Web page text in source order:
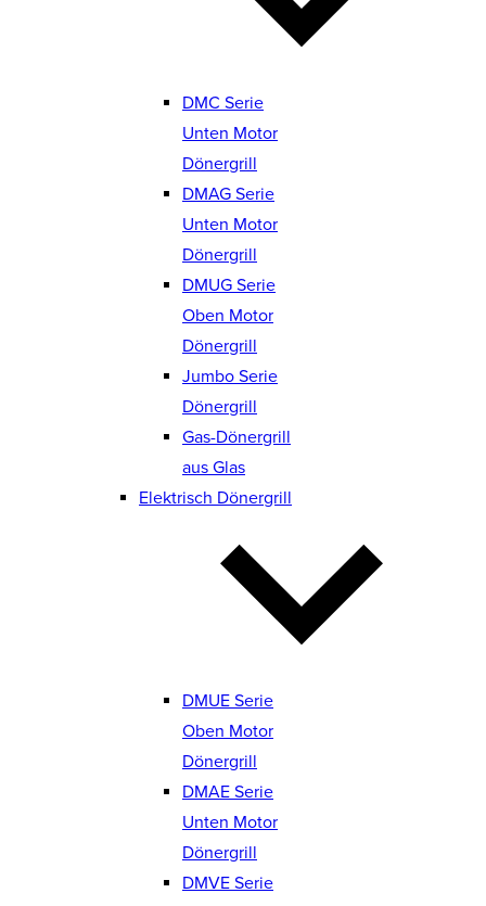
DMC Serie
Unten Motor
Dönergrill
DMAG Serie
Unten Motor
Dönergrill
DMUG Serie
Oben Motor
Dönergrill
Jumbo Serie
Dönergrill
Gas-Dönergrill
aus Glas
Elektrisch Dönergrill
DMUE Serie
Oben Motor
Dönergrill
DMAE Serie
Unten Motor
Dönergrill
DMVE Serie